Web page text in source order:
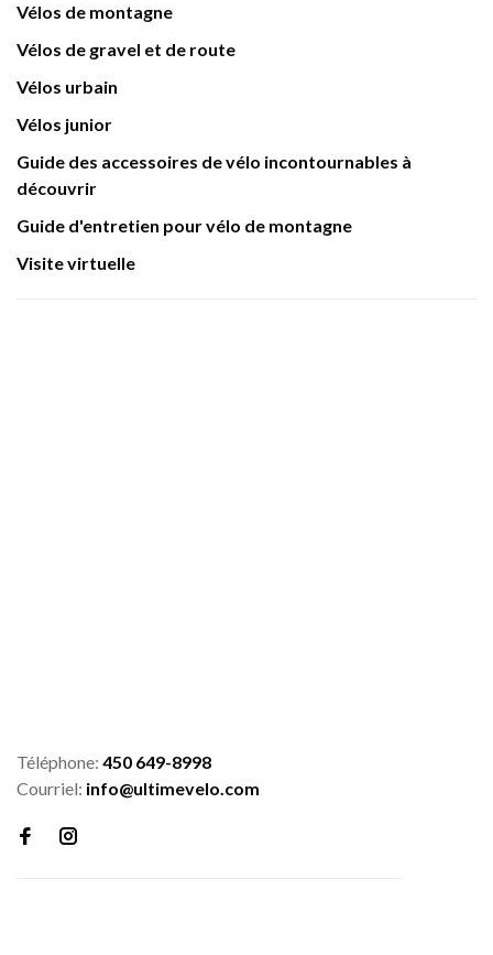
Vélos de montagne
Vélos de gravel et de route
Vélos urbain
Vélos junior
Guide des accessoires de vélo incontournables à
découvrir
Guide d'entretien pour vélo de montagne
Visite virtuelle
Téléphone: 450 649-8998
Courriel: info@ultimevelo.com